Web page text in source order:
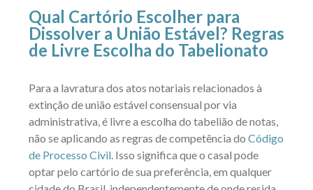
Qual Cartório Escolher para
Dissolver a União Estável? Regras
de Livre Escolha do Tabelionato
Para a lavratura dos atos notariais relacionados à
extinção de união estável consensual por via
administrativa, é livre a escolha do tabelião de notas,
não se aplicando as regras de competência do Código
de Processo Civil . Isso significa que o casal pode
optar pelo cartório de sua preferência, em qualquer